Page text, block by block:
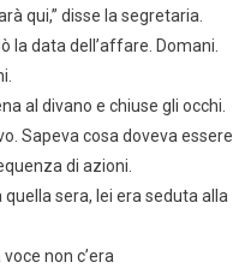
qui,” disse la segretaria.
la data dell’affare. Domani.
al divano e chiuse gli occhi.
Sapeva cosa doveva essere
di azioni.
sera, lei era seduta alla
non c’era